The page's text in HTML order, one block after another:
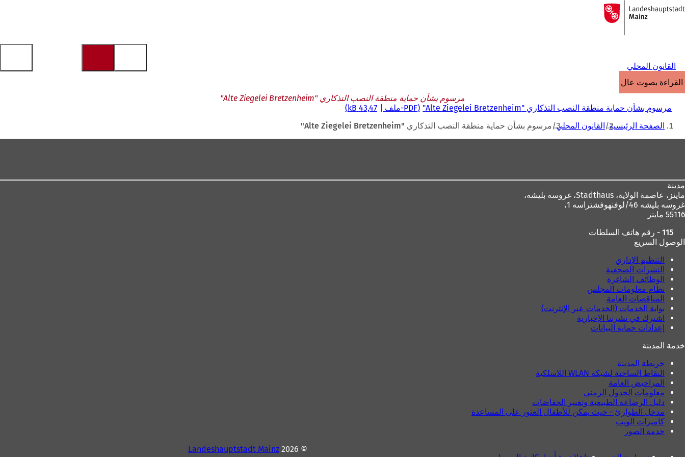
الانتقال إلى المحتوى
إلى
الصفحة
القانون المحلي
القراءة بصوت عالٍ
مرسوم بشأن حماية منطقة النصب التذكاري "Alte Ziegelei Bretzenheim"
مرسوم بشأن حماية منطقة النصب التذكاري "Alte Ziegelei Bretzenheim"
PDF-ملف 43,47 kB
أنت الصفحة الرئيسية القانون المحلي مرسوم بشأن حماية منطقة النصب التذكاري "Alte Ziegelei Bretzenheim"
مدينة
ماينز، عاصمة الولاية،
غروسه بليشه 46/لوفنهوفشتراسه 1،
55116 ماينز
115 - رقم هاتف السلطات
الوصول السريع
التنظيم الإداري
النشرات الصحفية
الوظائف الشاغرة
نظام معلومات المجلس
المناقصات العامة
بوابة الخدمات (الخدمات عبر الإنترنت)
اشترك في نشرتنا الإخبارية
إعدادات حماية البيانات
خدمة المدينة
خريطة المدينة
النقاط الساخنة لشبكة WLAN اللاسلكية
المراحيض العامة
معلومات الجدول الزمني
دليل الرضاعة الطبيعية وتغيير الحفاضات
مدخل الطوارئ - حيث يمكن للأطفال العثور على المساعدة
كاميرات الويب
خدمة الصور
© 2026
Landeshauptstadt Mainz